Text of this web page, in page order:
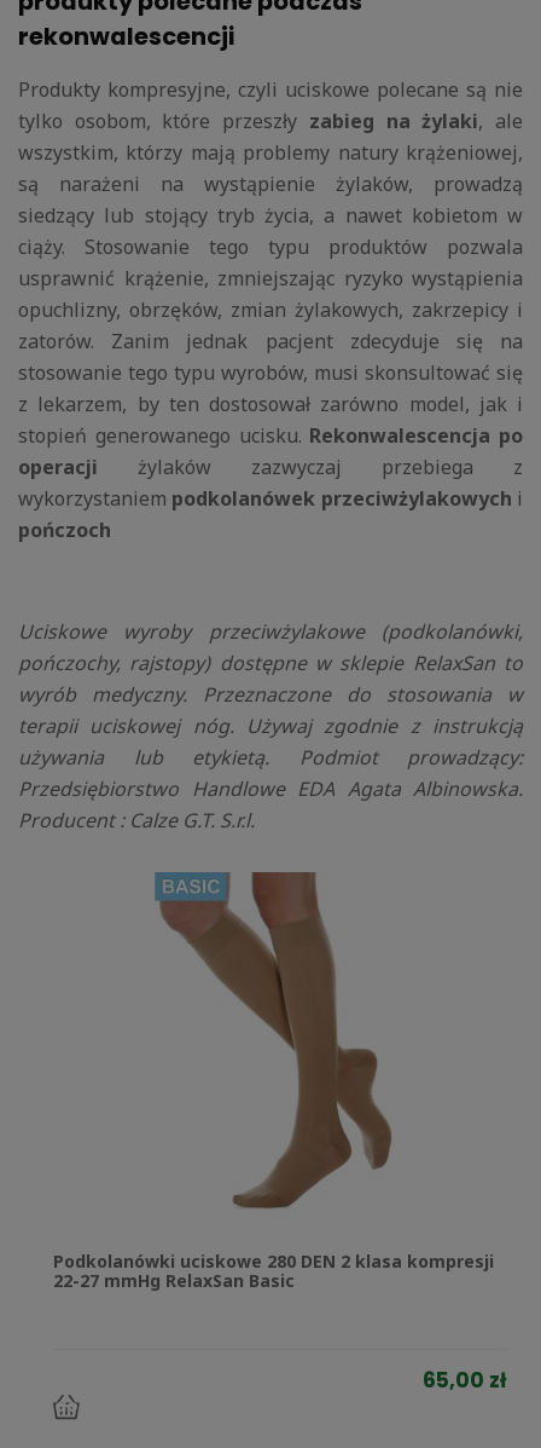
rekonwalescencji
Produkty kompresyjne, czyli uciskowe polecane są nie
tylko osobom, które przeszły zabieg na żylaki, ale
wszystkim, którzy mają problemy natury krążeniowej,
są narażeni na wystąpienie żylaków, prowadzą
siedzący lub stojący tryb życia, a nawet kobietom w
ciąży. Stosowanie tego typu produktów pozwala
usprawnić krążenie, zmniejszając ryzyko wystąpienia
opuchlizny, obrzęków, zmian żylakowych, zakrzepicy i
zatorów. Zanim jednak pacjent zdecyduje się na
stosowanie tego typu wyrobów, musi skonsultować się
z lekarzem, by ten dostosował zarówno model, jak i
stopień generowanego ucisku. Rekonwalescencja po
operacji żylaków zazwyczaj przebiega z
wykorzystaniem podkolanówek przeciwżylakowych i
pończoch
Uciskowe wyroby przeciwżylakowe (podkolanówki,
pończochy, rajstopy) dostępne w sklepie RelaxSan to
wyrób medyczny. Przeznaczone do stosowania w
terapii uciskowej nóg. Używaj zgodnie z instrukcją
używania lub etykietą. Podmiot prowadzący:
Przedsiębiorstwo Handlowe EDA Agata Albinowska.
Producent : Calze G.T. S.r.l.
Podkolanówki uciskowe 280 DEN 2 klasa kompresji
22-27 mmHg RelaxSan Basic
65,00 zł
do
koszyka